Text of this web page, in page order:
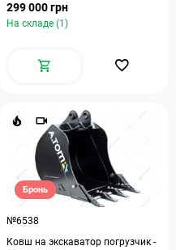
299 000 грн
На складе (1)
Бронь
№6538
Ковш на экскаватор погрузчик -